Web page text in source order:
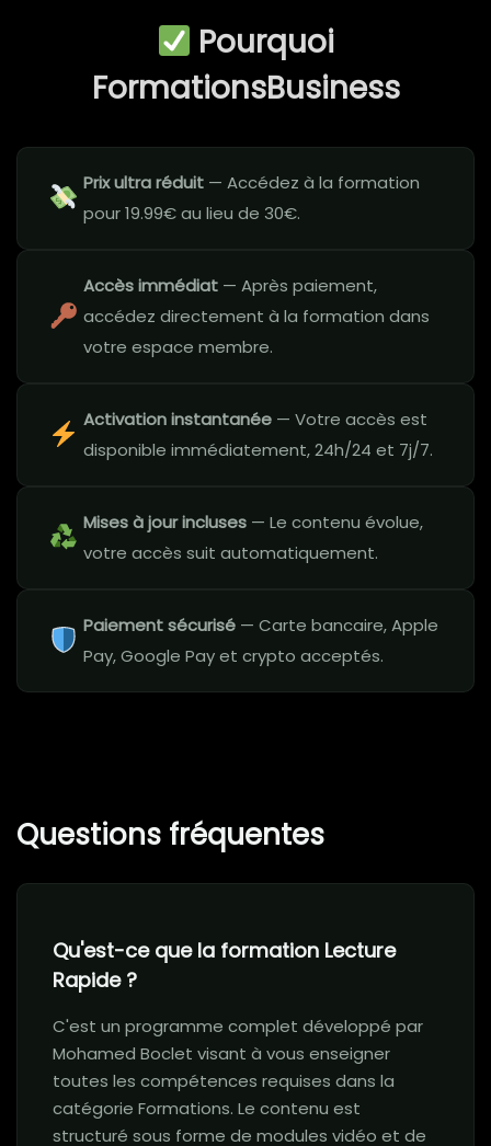
Pourquoi
FormationsBusiness
Prix ultra réduit — Accédez à la formation
pour 19.99€ au lieu de 30€.
Accès immédiat — Après paiement,
accédez directement à la formation dans
votre espace membre.
Activation instantanée — Votre accès est
disponible immédiatement, 24h/24 et 7j/7.
Mises à jour incluses — Le contenu évolue,
votre accès suit automatiquement.
Paiement sécurisé — Carte bancaire, Apple
Pay, Google Pay et crypto acceptés.
Questions fréquentes
Qu'est-ce que la formation Lecture
Rapide ?
C'est un programme complet développé par
Mohamed Boclet visant à vous enseigner
toutes les compétences requises dans la
catégorie Formations. Le contenu est
structuré sous forme de modules vidéo et de